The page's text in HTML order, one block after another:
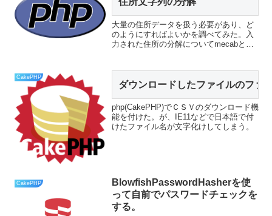
大量の住所データを扱う必要があり、ど
のようにすればよいかを調べてみた。入
力された住所の分解についてmecabとい
てxx丁目 ぐらいまで入っているものがあ
ればよいのだが、...
CakePHP
ダウンロードしたファイルの
php(CakePHP)でＣＳＶのダウンロード機
能を付けた。が、IE11などで日本語で付
けたファイル名が文字化けしてしまう。
CakePHP
BlowfishPasswordHasherを使
って自前でパスワードチェックを
する。